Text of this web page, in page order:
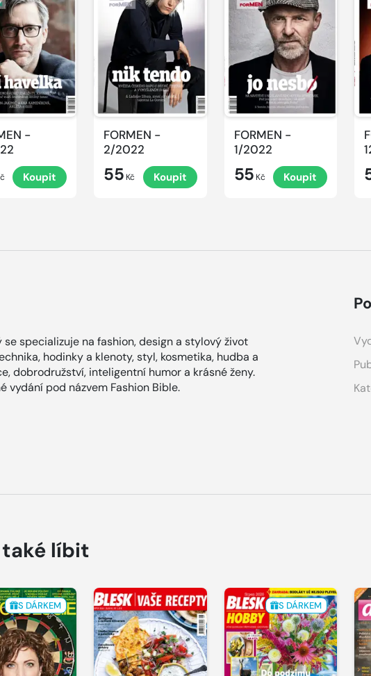
-
Koupit
FORMEN -
2/2022
55 Kč Koupit
FORMEN -
1/2022
55 Kč Koupit
specializuje na fashion, design a stylový život
hodinky a klenoty, styl, kosmetika, hudba a
dobrodružství, inteligentní humor a krásné ženy.
vydání pod názvem Fashion Bible.
také líbit
S DÁRKEM S DÁRKEM